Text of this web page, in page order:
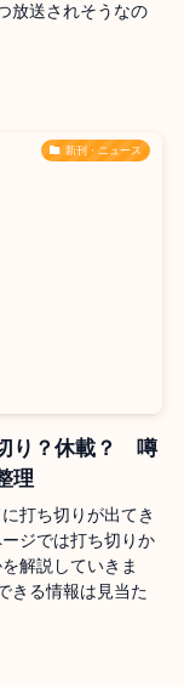
放送されそうなの
新刊・ニュース
り？休載？ 噂
理
打ち切りが出てき
ジでは打ち切りか
解説していきま
きる情報は見当た